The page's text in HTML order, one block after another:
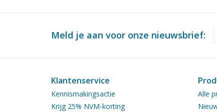
Meld je aan voor onze nieuwsbrief:
Klantenservice
Kennismakingsactie
Krijg 25% NVM-korting
Alle